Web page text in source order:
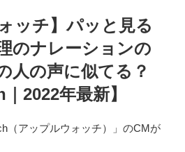
ッチ】パッと見る
のナレーションの
人の声に似てる？
2022年最新】
（アップルウォッチ）」のCMが